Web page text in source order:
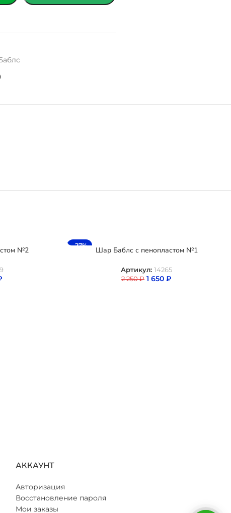
№2
-27%
Шар Баблс с пенопластом №1
Артикул: 14265
2 250₽ 1 650 ₽
АККАУНТ
Авторизация
Восстановление пароля
Мои заказы